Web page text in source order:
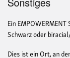
Ein
Schwarz oder
Dies ist ein Ort, an